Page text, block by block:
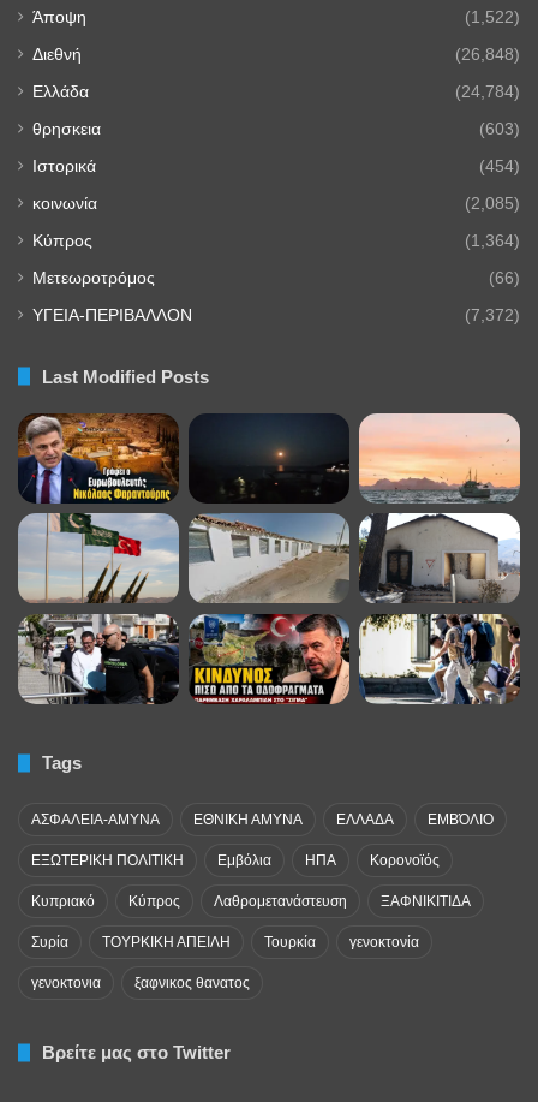
Άποψη (1,522)
Διεθνή (26,848)
Ελλάδα (24,784)
θρησκεια (603)
Ιστορικά (454)
κοινωνία (2,085)
Κύπρος (1,364)
Μετεωροτρόμος (66)
ΥΓΕΙΑ-ΠΕΡΙΒΑΛΛΟΝ (7,372)
Last Modified Posts
Tags
ΑΣΦΑΛΕΙΑ-ΑΜΥΝΑ ΕΘΝΙΚΗ ΑΜΥΝΑ ΕΛΛΑΔΑ ΕΜΒΌΛΙΟ
ΕΞΩΤΕΡΙΚΗ ΠΟΛΙΤΙΚΗ Εμβόλια ΗΠΑ Κορονοϊός
Κυπριακό Κύπρος Λαθρομετανάστευση ΞΑΦΝΙΚΙΤΙΔΑ
Συρία ΤΟΥΡΚΙΚΗ ΑΠΕΙΛΗ Τουρκία γενοκτονία
γενοκτονια ξαφνικος θανατος
Βρείτε μας στο Twitter